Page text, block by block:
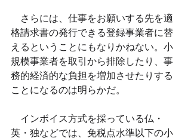
さらには、仕事をお願いする先を適
格請求書の発行できる登録事業者に替
えるということにもなりかねない。小
規模事業者を取引から排除したり、事
務的経済的な負担を増加させたりする
ことになるのは明らかだ。
インボイス方式を採っている仏・
英・独などでは、免税点水準以下の小